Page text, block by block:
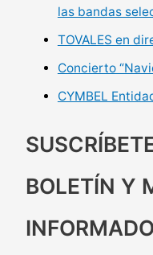
las bandas
TOVALES en
Concierto
CYMBEL
BOLETÍN Y